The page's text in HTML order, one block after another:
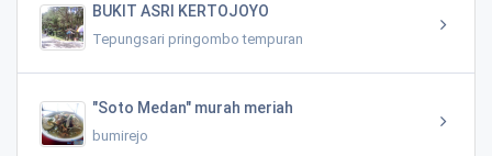
BUKIT ASRI KERTOJOYO
Tepungsari pringombo tempuran
"Soto Medan" murah meriah
bumirejo